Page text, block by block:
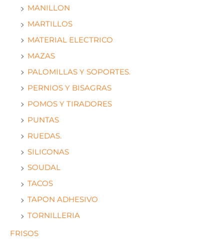
MANILLON
MARTILLOS
MATERIAL ELECTRICO
MAZAS
PALOMILLAS Y SOPORTES.
PERNIOS Y BISAGRAS
POMOS Y TIRADORES
PUNTAS
RUEDAS.
SILICONAS
SOUDAL
TACOS
TAPON ADHESIVO
TORNILLERIA
FRISOS